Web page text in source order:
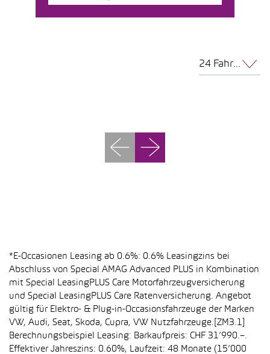
24 Fahrzeuge pro Seite
*E-Occasionen Leasing ab 0.6%: 0.6% Leasingzins bei
Abschluss von Special AMAG Advanced PLUS in Kombination
mit Special LeasingPLUS Care Motorfahrzeugversicherung
und Special LeasingPLUS Care Ratenversicherung. Angebot
gültig für Elektro- & Plug-in-Occasionsfahrzeuge der Marken
VW, Audi, Seat, Skoda, Cupra, VW Nutzfahrzeuge.[ZM3.1]
Berechnungsbeispiel Leasing: Barkaufpreis: CHF 31’990.–.
Effektiver Jahreszins: 0.60%, Laufzeit: 48 Monate (15’000